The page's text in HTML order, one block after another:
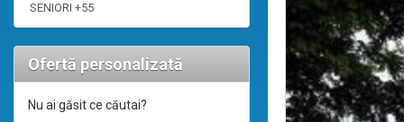
SENIORI +55
Ofertă personalizată
Nu ai găsit ce căutai?